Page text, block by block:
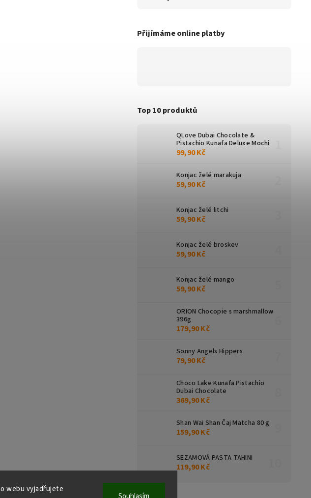
webu vyjadřujete
Přijímáme online platby
Top 10 produktů
QLove Dubai Chocolate &
Pistachio Kunafa Deluxe Mochi
99,90 Kč
Konjac želé marakuja
59,90 Kč
Konjac želé litchi
59,90 Kč
Konjac želé broskev
59,90 Kč
Konjac želé mango
59,90 Kč
ORION Chocopie s marshmallow
396g
179,90 Kč
Sonny Angels Hippers
79,90 Kč
Choco Lake Kunafa Pistachio
Dubai Chocolate
369,90 Kč
Shan Wai Shan Čaj Matcha 80 g
159,90 Kč
SEZAMOVÁ PASTA TAHINI
119,90 Kč